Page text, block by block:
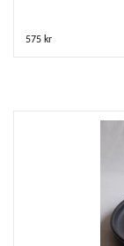
575 kr